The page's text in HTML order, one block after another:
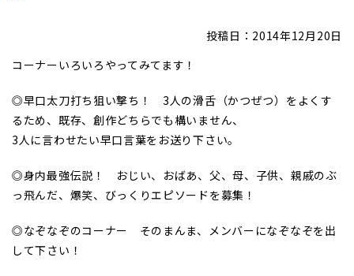
投稿日：2014年12月20日
コーナーいろいろやってみてます！
◎早口太刀打ち狙い撃ち！ 3人の滑舌（かつぜつ）をよくす
るため、既存、創作どちらでも構いません、
3人に言わせたい早口言葉をお送り下さい。
◎身内最強伝説！ おじい、おばあ、父、母、子供、親戚のぶ
っ飛んだ、爆笑、びっくりエピソードを募集！
◎なぞなぞのコーナー そのまんま、メンバーになぞなぞを出
して下さい！